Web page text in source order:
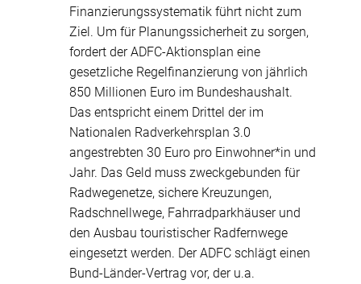
Finanzierungssystematik führt nicht zum
Ziel. Um für Planungssicherheit zu sorgen,
fordert der ADFC-Aktionsplan eine
gesetzliche Regelfinanzierung von jährlich
850 Millionen Euro im Bundeshaushalt.
Das entspricht einem Drittel der im
Nationalen Radverkehrsplan 3.0
angestrebten 30 Euro pro Einwohner*in und
Jahr. Das Geld muss zweckgebunden für
Radwegenetze, sichere Kreuzungen,
Radschnellwege, Fahrradparkhäuser und
den Ausbau touristischer Radfernwege
eingesetzt werden. Der ADFC schlägt einen
Bund-Länder-Vertrag vor, der u.a.